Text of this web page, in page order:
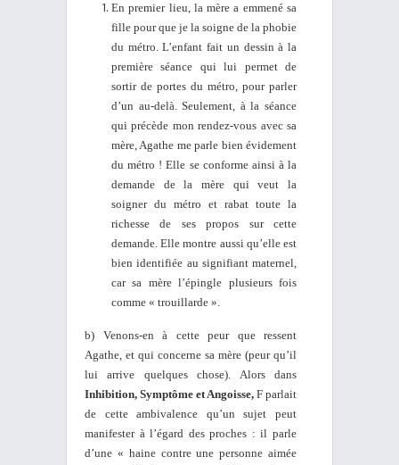
En premier lieu, la mère a emmené sa
fille pour que je la soigne de la phobie
du métro. L’enfant fait un dessin à la
première séance qui lui permet de
sortir de portes du métro, pour parler
d’un au-delà. Seulement, à la séance
qui précède mon rendez-vous avec sa
mère, Agathe me parle bien évidement
du métro ! Elle se conforme ainsi à la
demande de la mère qui veut la
soigner du métro et rabat toute la
richesse de ses propos sur cette
demande. Elle montre aussi qu’elle est
bien identifiée au signifiant maternel,
car sa mère l’épingle plusieurs fois
comme « trouillarde ».
b) Venons-en à cette peur que ressent
Agathe, et qui concerne sa mère (peur qu’il
lui arrive quelques chose). Alors dans
Inhibition, Symptôme et Angoisse, F parlait
de cette ambivalence qu’un sujet peut
manifester à l’égard des proches : il parle
d’une « haine contre une personne aimée